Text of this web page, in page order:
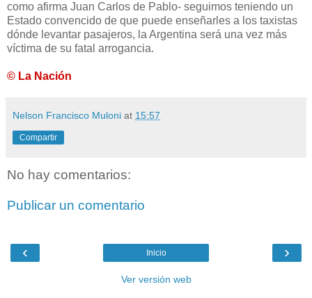
como afirma Juan Carlos de Pablo- seguimos teniendo un
Estado convencido de que puede enseñarles a los taxistas
dónde levantar pasajeros, la Argentina será una vez más
víctima de su fatal arrogancia.
© La Nación
Nelson Francisco Muloni at 15:57
Compartir
No hay comentarios:
Publicar un comentario
‹ ›
Inicio
Ver versión web